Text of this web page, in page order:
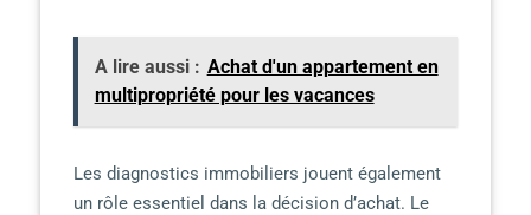
A lire aussi : Achat d'un appartement en
multipropriété pour les vacances
Les diagnostics immobiliers jouent également
un rôle essentiel dans la décision d’achat. Le